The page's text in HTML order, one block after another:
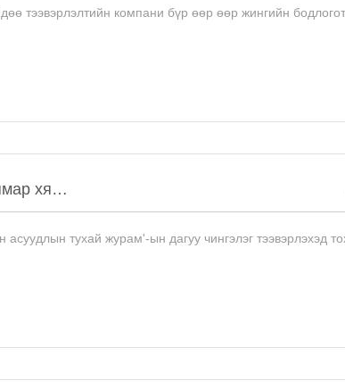
тээвэрлэлтийн компани бүр өөр өөр жингийн
хя…
асуудлын тухай журам'-ын дагуу чингэлэг тээвэрлэхэд